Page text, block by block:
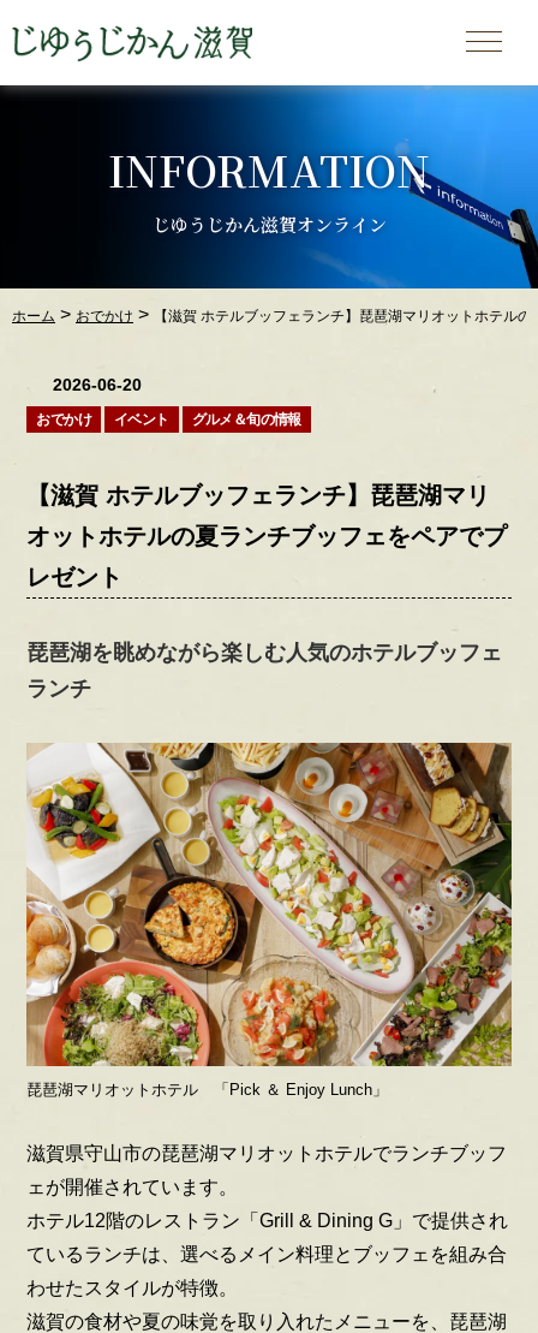
INFORMATION
じゆうじかん滋賀オンライン
ホーム > おでかけ > 【滋賀 ホテルブッフェランチ】琵琶湖マリオットホテル
2026-06-20
おでかけ イベント グルメ＆旬の情報
【滋賀 ホテルブッフェランチ】琵琶湖マリ
オットホテルの夏ランチブッフェをペアでプ
レゼント
琵琶湖を眺めながら楽しむ人気のホテルブッフェ
ランチ
琵琶湖マリオットホテル 「Pick ＆ Enjoy Lunch」
滋賀県守山市の琵琶湖マリオットホテルでランチブッフ
ェが開催されています。
ホテル12階のレストラン「Grill & Dining G」で提供され
ているランチは、選べるメイン料理とブッフェを組み合
わせたスタイルが特徴。
滋賀の食材や夏の味覚を取り入れたメニューを、琵琶湖